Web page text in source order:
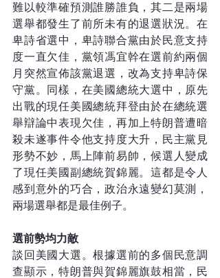
難以較準確預測誰勝誰負，其二是兩場
選舉都發生了前所未有的退選狀況。在
卑詩省選中，卑詩聯合黨由於民意支持
度一直欠佳，黨領馮宜幹在選前約兩個
月突然宣佈該黨退選，改為支持卑詩保
守黨。同樣，在美國總統大選中，原先
出戰的現任美國總統拜登由於在總統選
舉辯論中表現欠佳，再加上特朗普遭暗
殺未遂事件令他支持度大升，民主黨見
形勢不妙，馬上陣前易帥，候選人變成
了現任美國副總統賀錦麗。這都是令人
感到意外的巧合，政治永遠變幻莫測，
兩場選舉都是最佳例子。
選前勢均力敵
談回美國大選。根據選前的多個民意調
查顯示，特朗普與賀錦麗旗鼓相當，民